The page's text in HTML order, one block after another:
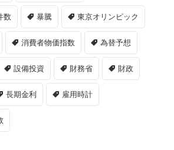
数 暴騰 東京オリンピック
消費者物価指数 為替予想
設備投資 財務省 財政
長期金利 雇用時計